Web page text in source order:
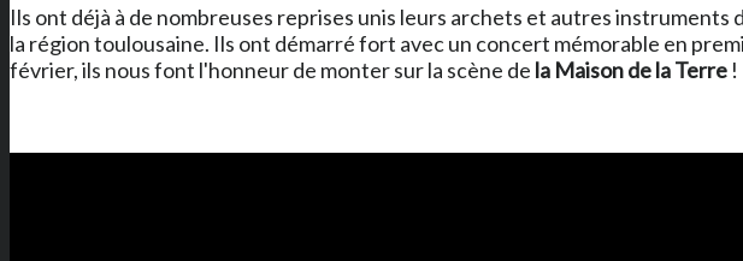
Ils ont déjà à de nombreuses reprises unis leurs archets et autres
la région toulousaine. Ils ont démarré fort avec un concert mémorable en
février, ils nous font l'honneur de monter sur la scène de la Maison de la Terre !